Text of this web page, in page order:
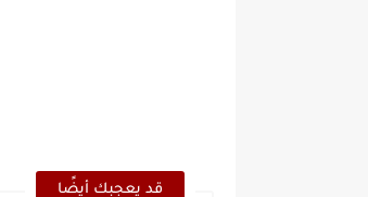
قد يعجبك أيضًا